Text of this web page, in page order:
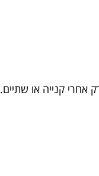
קנייה או שתיים.